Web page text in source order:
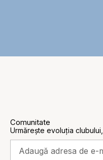
Comunitate
Urmărește evoluția